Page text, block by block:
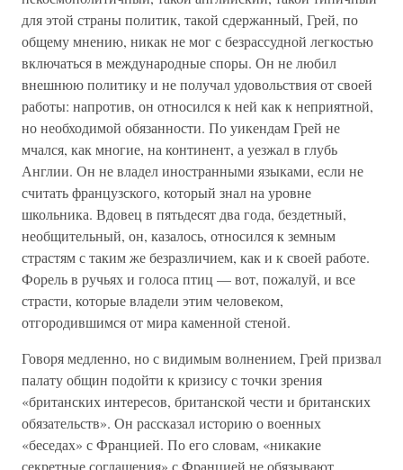
для этой страны политик, такой сдержанный, Грей, по
общему мнению, никак не мог с безрассудной легкостью
включаться в международные споры. Он не любил
внешнюю политику и не получал удовольствия от своей
работы: напротив, он относился к ней как к неприятной,
но необходимой обязанности. По уикендам Грей не
мчался, как многие, на континент, а уезжал в глубь
Англии. Он не владел иностранными языками, если не
считать французского, который знал на уровне
школьника. Вдовец в пятьдесят два года, бездетный,
необщительный, он, казалось, относился к земным
страстям с таким же безразличием, как и к своей работе.
Форель в ручьях и голоса птиц — вот, пожалуй, и все
страсти, которые владели этим человеком,
отгородившимся от мира каменной стеной.
Говоря медленно, но с видимым волнением, Грей призвал
палату общин подойти к кризису с точки зрения
«британских интересов, британской чести и британских
обязательств». Он рассказал историю о военных
«беседах» с Францией. По его словам, «никакие
секретные соглашения» с Францией не обязывают